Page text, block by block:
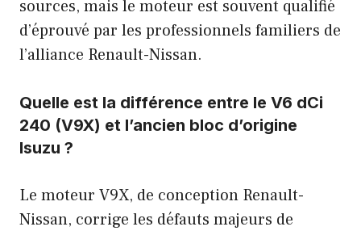
sources, mais le moteur est souvent qualifié
d’éprouvé par les professionnels familiers de
l’alliance Renault-Nissan.
Quelle est la différence entre le V6 dCi
240 (V9X) et l’ancien bloc d’origine
Isuzu ?
Le moteur V9X, de conception Renault-
Nissan, corrige les défauts majeurs de